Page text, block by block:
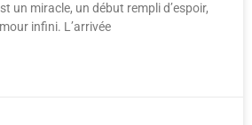
un miracle, un début rempli d’espoir,
infini. L’arrivée